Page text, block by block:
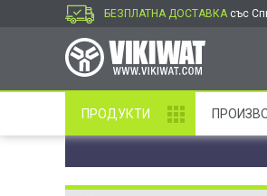
БЕЗПЛАТНА ДОСТАВКА със
ПРОДУКТИ